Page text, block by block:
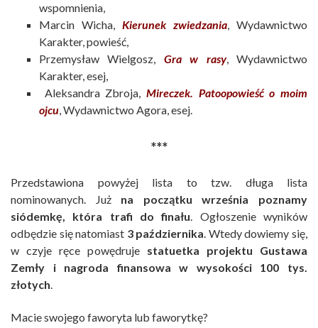
wspomnienia,
Marcin Wicha, Kierunek zwiedzania, Wydawnictwo
Karakter, powieść,
Przemysław Wielgosz, Gra w rasy, Wydawnictwo
Karakter, esej,
Aleksandra Zbroja, Mireczek. Patoopowieść o moim
ojcu, Wydawnictwo Agora, esej.
***
Przedstawiona powyżej lista to tzw. długa lista
nominowanych. Już na początku września poznamy
siódemkę, która trafi do finału. Ogłoszenie wyników
odbędzie się natomiast 3 października. Wtedy dowiemy się,
w czyje ręce powędruje statuetka projektu Gustawa
Zemły i nagroda finansowa w wysokości 100 tys.
złotych.
Macie swojego faworyta lub faworytkę?